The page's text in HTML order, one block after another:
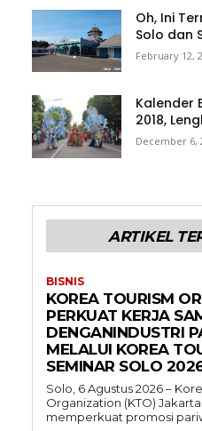
Oh, Ini
Solo dan
February 12,
Kalender
2018,
December 6,
ARTIKEL
BISNIS
KOREA TOURISM
PERKUAT KERJA
DENGANINDUSTRI
MELALUI KOREA
SEMINAR SOLO
Solo, 6 Agustus 2026 –
Organization (KTO)
memperkuat promosi